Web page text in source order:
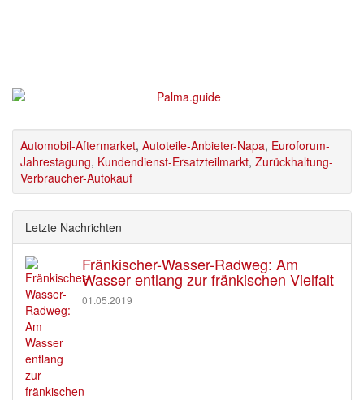
Automobil-Aftermarket, Autoteile-Anbieter-Napa, Euroforum-
Jahrestagung, Kundendienst-Ersatzteilmarkt, Zurückhaltung-
Verbraucher-Autokauf
Letzte Nachrichten
Fränkischer-Wasser-Radweg: Am
Wasser entlang zur fränkischen Vielfalt
01.05.2019